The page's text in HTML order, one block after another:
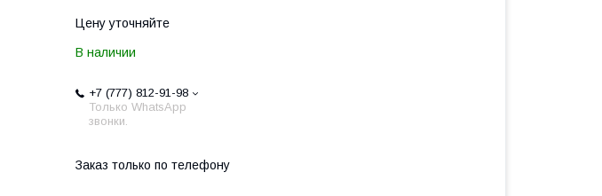
Цену уточняйте
В наличии
+7 (777) 812-91-98
Только WhatsApp
звонки.
Заказ только по телефону